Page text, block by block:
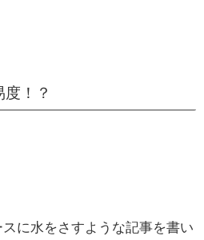
！？
に水をさすような記事を書い